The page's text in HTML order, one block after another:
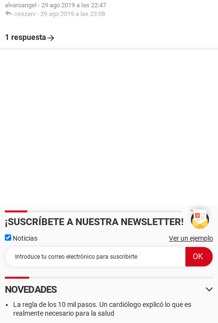
alvaroangel - 29 ago 2019 a las 22:47
ceszarv - 29 ago 2019 a las 23:08
1 respuesta
¡SUSCRÍBETE A NUESTRA NEWSLETTER!
Noticias Ver un ejemplo
NOVEDADES
La regla de los 10 mil pasos. Un cardiólogo explicó lo que es
realmente necesario para la salud